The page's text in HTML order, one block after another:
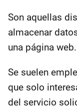
Son aquellas
almacenar
una página web.
Se suelen
que solo
del servicio